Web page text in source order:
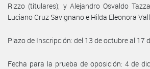
Rizzo (titulares); y Alejandro Osvaldo
Luciano Cruz Savignano e Hilda Eleonora
Plazo de Inscripción: del 13 de octubre al 17
Fecha para la prueba de oposición: 4 de